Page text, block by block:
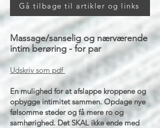
Gå tilbage til artikler og links
Massage/sanselig og nærværende
intim berøring - for par
Udskriv som pdf
En mulighed for at afslappe kroppene og
opbygge intimitet sammen. Opdage nye
følsomme steder og få mere ro og
samhørighed. Det SKAL ikke ende med